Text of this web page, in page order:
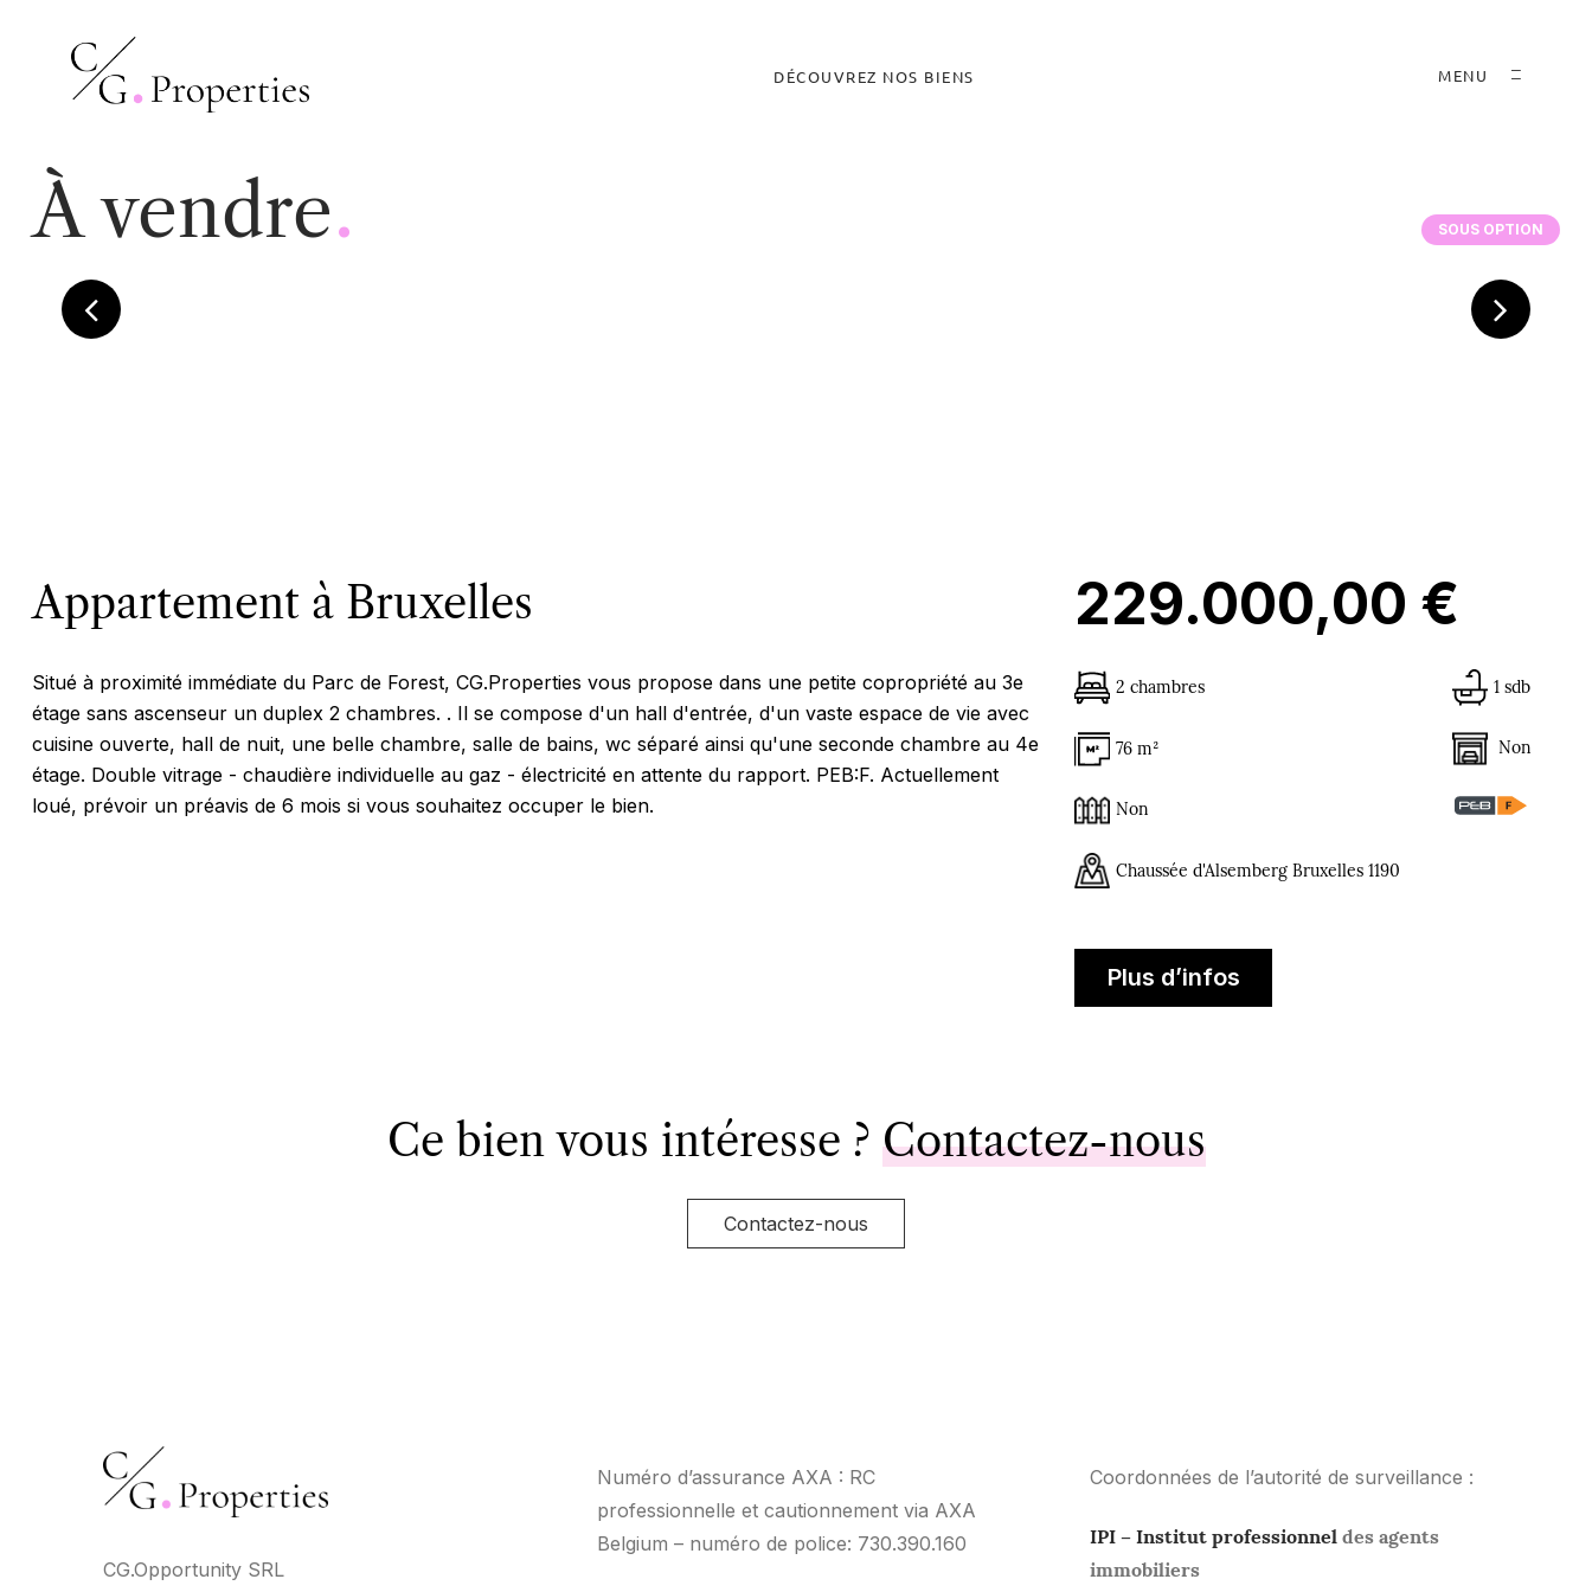
DÉCOUVREZ NOS BIENS MENU
À vendre
. SOUS OPTION
Appartement à Bruxelles
Situé à proximité immédiate du Parc de Forest, CG.Properties vous propose dans une petite copropriété au 3e
étage sans ascenseur un duplex 2 chambres. . Il se compose d'un hall d'entrée, d'un vaste espace de vie avec
cuisine ouverte, hall de nuit, une belle chambre, salle de bains, wc séparé ainsi qu'une seconde chambre au 4e
étage. Double vitrage - chaudière individuelle au gaz - électricité en attente du rapport. PEB:F. Actuellement
loué, prévoir un préavis de 6 mois si vous souhaitez occuper le bien.
229.000,00 €
2 chambres 1 sdb
76 m² Non
Non
Chaussée d'Alsemberg Bruxelles 1190
Plus d’infos
Ce bien vous intéresse ? Contactez-nous
Contactez-nous
CG.Opportunity SRL
Numéro d’assurance AXA : RC
professionnelle et cautionnement via AXA
Belgium – numéro de police: 730.390.160
Coordonnées de l’autorité de surveillance :
IPI – Institut professionnel des agents
immobiliers